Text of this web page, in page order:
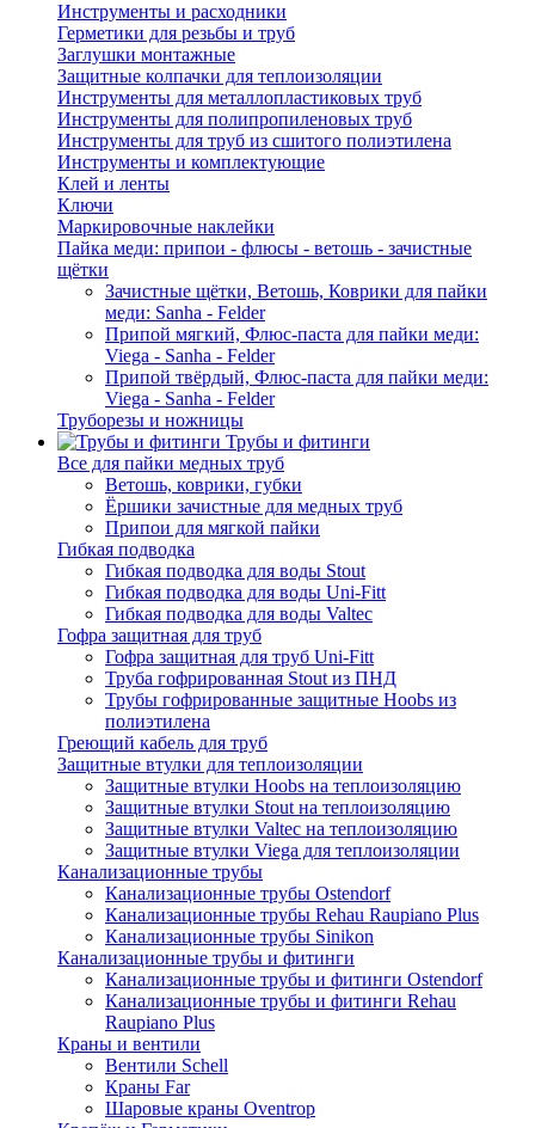
Инструменты и расходники
Герметики для резьбы и труб
Заглушки монтажные
Защитные колпачки для теплоизоляции
Инструменты для металлопластиковых труб
Инструменты для полипропиленовых труб
Инструменты для труб из сшитого полиэтилена
Инструменты и комплектующие
Клей и ленты
Ключи
Маркировочные наклейки
Пайка меди: припои - флюсы - ветошь - зачистные
щётки
Зачистные щётки, Ветошь, Коврики для пайки
меди: Sanha - Felder
Припой мягкий, Флюс-паста для пайки меди:
Viega - Sanha - Felder
Припой твёрдый, Флюс-паста для пайки меди:
Viega - Sanha - Felder
Труборезы и ножницы
Трубы и фитинги
Все для пайки медных труб
Ветошь, коврики, губки
Ёршики зачистные для медных труб
Припои для мягкой пайки
Гибкая подводка
Гибкая подводка для воды Stout
Гибкая подводка для воды Uni-Fitt
Гибкая подводка для воды Valtec
Гофра защитная для труб
Гофра защитная для труб Uni-Fitt
Труба гофрированная Stout из ПНД
Трубы гофрированные защитные Hoobs из
полиэтилена
Греющий кабель для труб
Защитные втулки для теплоизоляции
Защитные втулки Hoobs на теплоизоляцию
Защитные втулки Stout на теплоизоляцию
Защитные втулки Valtec на теплоизоляцию
Защитные втулки Viega для теплоизоляции
Канализационные трубы
Канализационные трубы Ostendorf
Канализационные трубы Rehau Raupiano Plus
Канализационные трубы Sinikon
Канализационные трубы и фитинги
Канализационные трубы и фитинги Ostendorf
Канализационные трубы и фитинги Rehau
Raupiano Plus
Краны и вентили
Вентили Schell
Краны Far
Шаровые краны Oventrop